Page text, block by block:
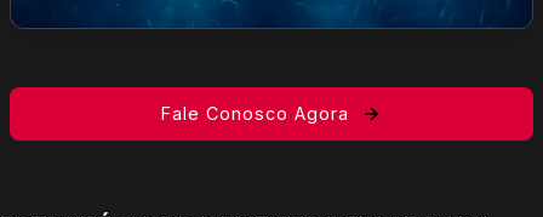
Fale Conosco Agora